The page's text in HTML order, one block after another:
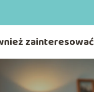
zainteresować